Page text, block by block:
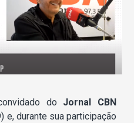
do Jornal CBN
e, durante sua participação